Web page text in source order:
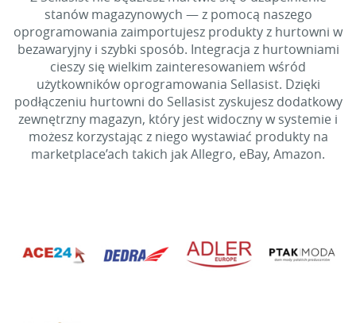
stanów magazynowych — z pomocą naszego
oprogramowania zaimportujesz produkty z hurtowni w
bezawaryjny i szybki sposób. Integracja z hurtowniami
cieszy się wielkim zainteresowaniem wśród
użytkowników oprogramowania Sellasist. Dzięki
podłączeniu hurtowni do Sellasist zyskujesz dodatkowy
zewnętrzny magazyn, który jest widoczny w systemie i
możesz korzystając z niego wystawiać produkty na
marketplace’ach takich jak Allegro, eBay, Amazon.